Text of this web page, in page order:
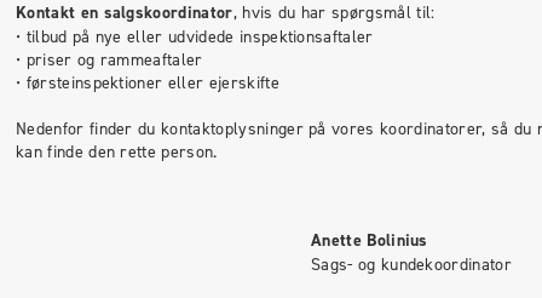
Kontakt en salgskoordinator, hvis du har spørgsmål til:
• tilbud på nye eller udvidede inspektionsaftaler
• priser og rammeaftaler
• førsteinspektioner eller ejerskifte
Nedenfor finder du kontaktoplysninger på vores koordinatorer, så du
kan finde den rette person.
Anette Bolinius
Sags- og kundekoordinator